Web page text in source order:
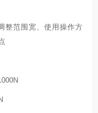
整范围宽、使用操作方